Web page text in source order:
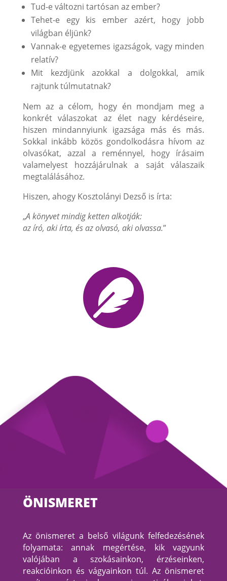
Tud-e változni tartósan az ember?
Tehet-e egy kis ember azért, hogy jobb
világban éljünk?
Vannak-e egyetemes igazságok, vagy minden
relatív?
Mit kezdjünk azokkal a dolgokkal, amik
rajtunk túlmutatnak?
Nem az a célom, hogy én mondjam meg a
konkrét válaszokat az élet nagy kérdéseire,
hiszen mindannyiunk igazsága más és más.
Sokkal inkább közös gondolkodásra hívom az
olvasókat, azzal a reménnyel, hogy írásaim
valamelyest hozzájárulnak a saját válaszaik
megtalálásához.
Hiszen, ahogy Kosztolányi Dezső is írta:
„A könyvet mindig ketten alkotják:
az író, aki írta, és az olvasó, aki olvassa.”

ÖNISMERET
Az önismeret a belső világunk felfedezésének
folyamata: annak megértése, kik vagyunk
valójában a szokásainkon, érzéseinken,
reakcióinkon és vágyainkon túl. Az önismeret